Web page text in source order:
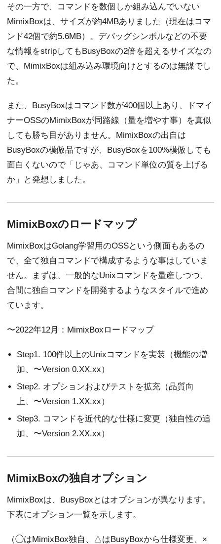
その一方で、コマンドを数個しか組み込んでいない
MimixBoxは、サイズが約4MBありました（現在はコマ
ンド42個で約5.6MB）。デバッグシンボルなどの不要
な情報をstripしてもBusyBoxの2倍を超えるサイズなの
で、MimixBoxは組み込み環境向けとするのは無謀でし
た。
また、BusyBoxはコマンド数が400個以上あり、ドマイ
ナーOSSのMimixBoxが同路線（量を増やす事）を真似
しても勝ち目がありません。MimixBoxの出自は
BusyBoxの模倣品ですが、BusyBoxを100%模倣しても
面白くないので「じゃあ、コマンド単位の質を上げる
か」と発想しました。
MimixBoxのロードマップ
MimixBoxはGolang学習用のOSSという側面もあるの
で、全て独自コマンドで構成するような事はしていま
せん。まずは、一般的なUnixコマンドを量産しつつ、
合間に独自コマンドを開発するようなスタイルで進め
ています。
〜2022年12月：MimixBoxロードマップ
Step1. 100件以上のUnixコマンドを実装（機能の増
加、〜Version 0.XX.xx）
Step2. オプションおよびテストを拡充（品質向
上、〜Version 1.XX.xx）
Step3. コマンドを近代的な仕様に変更（独自性の追
加、〜Version 2.XX.xx）
MimixBoxの独自オプション
MimixBoxは、BusyBoxとはオプションが異なります。
下表にオプション一覧を示します。
（◯はMimixBox独自、△はBusyBoxから仕様変更、×